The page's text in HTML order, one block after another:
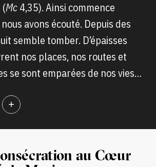
(Mc4,35). Ainsi commence
avons écouté. Depuis des
nos places, nos routes et
de nos vies
qui paralyse tout sur son
apeurés et perdus. Comme les
au Cœur